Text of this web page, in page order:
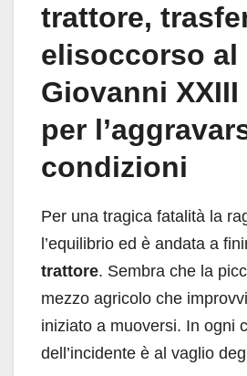
trattore,
elisoccorso al
Giovanni
per
condizioni
Per una tragica fatalità la
l’equilibrio ed è andata a
trattore. Sembra che la
mezzo agricolo che
iniziato a muoversi. In ogni
dell’incidente è al vaglio